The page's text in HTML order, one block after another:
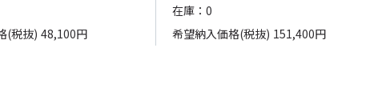
(税抜) 48,100円
在庫：0
希望納入価格(税抜) 151,400円